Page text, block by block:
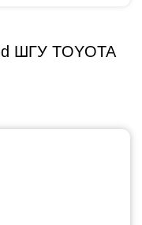
ШГУ TOYOTA